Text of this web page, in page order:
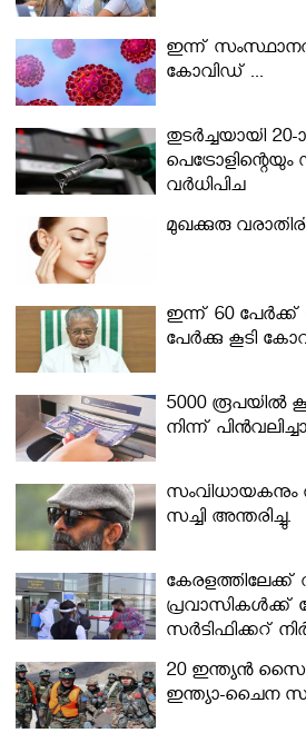
ഇന്ന്
കോവിഡ് ...
തുടർച്ചയായി 20-
വര്‍ധിപ്പിച്ചു
മുഖക്കുരു
ഇന്ന് 60 പേർക്ക്
പേര്‍ക്കു കൂടി
5000 രൂപയിൽ
നിന്ന്
സംവിധായകനും
സച്ചി അന്തരിച്ചു.
കേരളത്തിലേക്ക്
പ്രവാസികള്‍ക്ക്
സര്‍ട്ടിഫിക്കറ്റ്
മന്ത്രിസഭ
20 ഇന്ത്യൻ
ഇന്ത്യാ-ചൈന